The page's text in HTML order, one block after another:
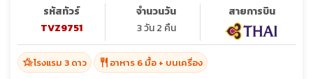
รหัสทัวร์
TVZ9751
จำนวนวัน
3 วัน 2 คืน
สายการบิน
hotel_classโรงแรม 3 ดาว restaurant อาหาร 6 มื้อ + บนเครื่อง